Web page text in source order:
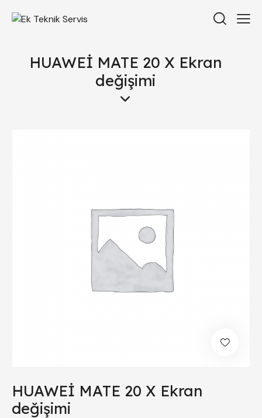
HUAWEİ MATE 20 X Ekran
değişimi
HUAWEİ MATE 20 X Ekran
değişimi